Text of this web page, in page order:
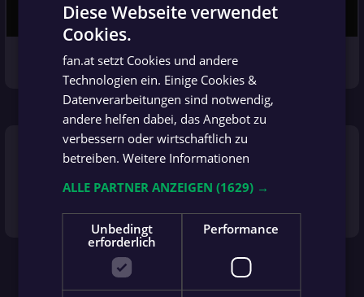
Top-Parade vom SV Leobendorf - Keeper.
79'
Gelbe Karte
Gelbe Karte für Daniel Horvath.
Diese Webseite verwendet
Cookies.
fan.at setzt Cookies und andere
Technologien ein. Einige Cookies &
Datenverarbeitungen sind notwendig,
andere helfen dabei, das Angebot zu
verbessern oder wirtschaftlich zu
betreiben.Weitere Informationen
ALLE PARTNER ANZEIGEN(1629) →
Unbedingt
erforderlich
Performance